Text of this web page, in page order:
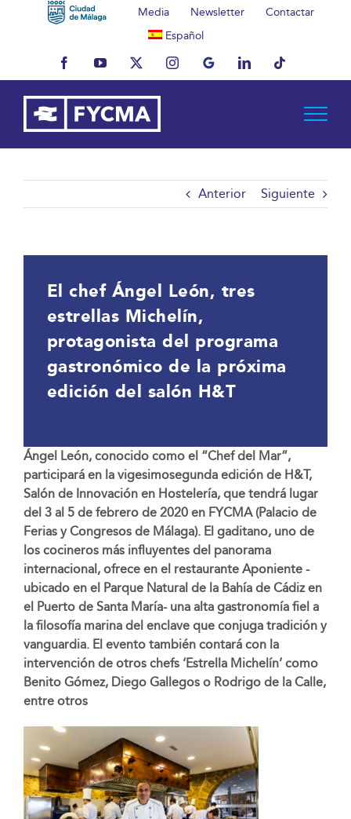
Media Newsletter
Contactar
Español
FacebookYouTubeX InstagramMyBusinessLinkedInTiktok
Anterior Siguiente
El chef Ángel León, tres
estrellas Michelín,
protagonista del programa
gastronómico de la próxima
edición del salón H&T
Ángel León, conocido como el “Chef del Mar”,
participará en la vigesimosegunda edición de H&T,
Salón de Innovación en Hostelería, que tendrá lugar
del 3 al 5 de febrero de 2020 en FYCMA (Palacio de
Ferias y Congresos de Málaga). El gaditano, uno de
los cocineros más influyentes del panorama
internacional, ofrece en el restaurante Aponiente -
ubicado en el Parque Natural de la Bahía de Cádiz en
el Puerto de Santa María- una alta gastronomía fiel a
la filosofía marina del enclave que conjuga tradición y
vanguardia. El evento también contará con la
intervención de otros chefs ‘Estrella Michelín’ como
Benito Gómez, Diego Gallegos o Rodrigo de la Calle,
entre otros